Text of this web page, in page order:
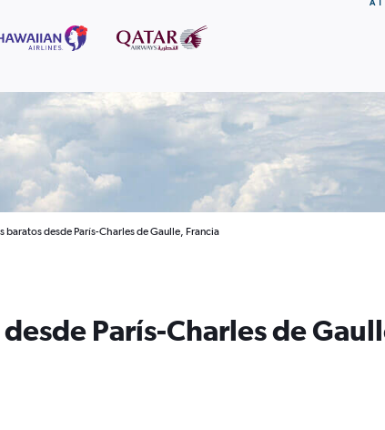
baratos desde París-Charles de Gaulle, Francia
París-Charles de